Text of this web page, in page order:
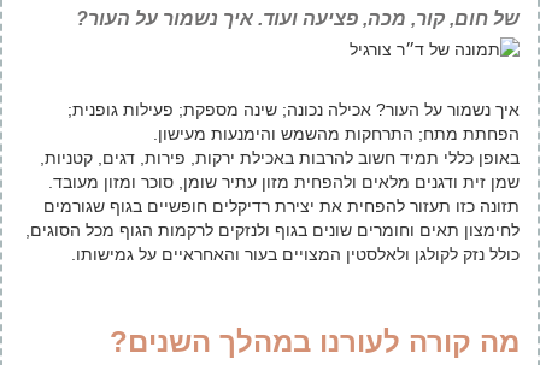
של חום, קור, מכה, פציעה ועוד. איך נשמור על העור?
איך נשמור על העור? אכילה נכונה; שינה מספקת; פעילות גופנית;
הפחתת מתח; התרחקות מהשמש והימנעות מעישון.
באופן כללי תמיד חשוב להרבות באכילת ירקות, פירות, דגים, קטניות,
שמן זית ודגנים מלאים ולהפחית מזון עתיר שומן, סוכר ומזון מעובד.
תזונה כזו תעזור להפחית את יצירת רדיקלים חופשיים בגוף שגורמים
לחימצון תאים וחומרים שונים בגוף ולנזקים לרקמות הגוף מכל הסוגים,
כולל נזק לקולגן ולאלסטין המצויים בעור והאחראיים על גמישותו.
מה קורה לעורנו במהלך השנים?